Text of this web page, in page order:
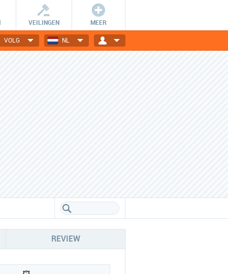
VEILINGEN MEER
NL
VOLG
REVIEW